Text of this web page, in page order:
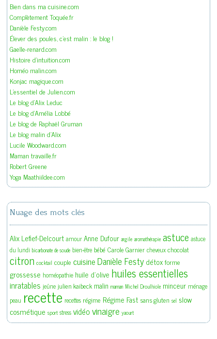
Bien dans ma cuisine.com
Complètement Toquée.fr
Danièle Festy.com
Élever des poules, c'est malin : le blog !
Gaelle-renard.com
Histoire d'intuition.com
Homéo malin.com
Konjac magique.com
L'essentiel de Julien.com
Le blog d'Alix Leduc
Le blog d'Amélia Lobbé
Le blog de Raphaël Gruman
Le blog malin d'Alix
Lucile Woodward.com
Maman travaille.fr
Robert Greene
Yoga Maathiildee.com
Nuage des mots clés
Alix Lefief-Delcourt amour Anne Dufour argile aromathérapie astuce astuce
du lundi bicarbonate de soude bien-être bébé Carole Garnier cheveux chocolat
citron cocktail couple cuisineDanièle Festy détoxforme
grossesse homéopathie huile d'olive huiles essentielles
inratables jeûne julien kaibeck malin maman Michel Droulhiole minceur ménage
peau recette recettes régime Régime Fast sans gluten sel slow
cosmétique sport stress vidéovinaigre yaourt